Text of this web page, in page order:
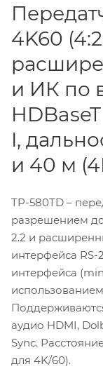
4K60
и ИК по
I,
и 40 м
TP-580TD –
разрешением
2.2 и
интерфейса
интерфейса
аудио HDMI,
Sync.
для 4K/60).